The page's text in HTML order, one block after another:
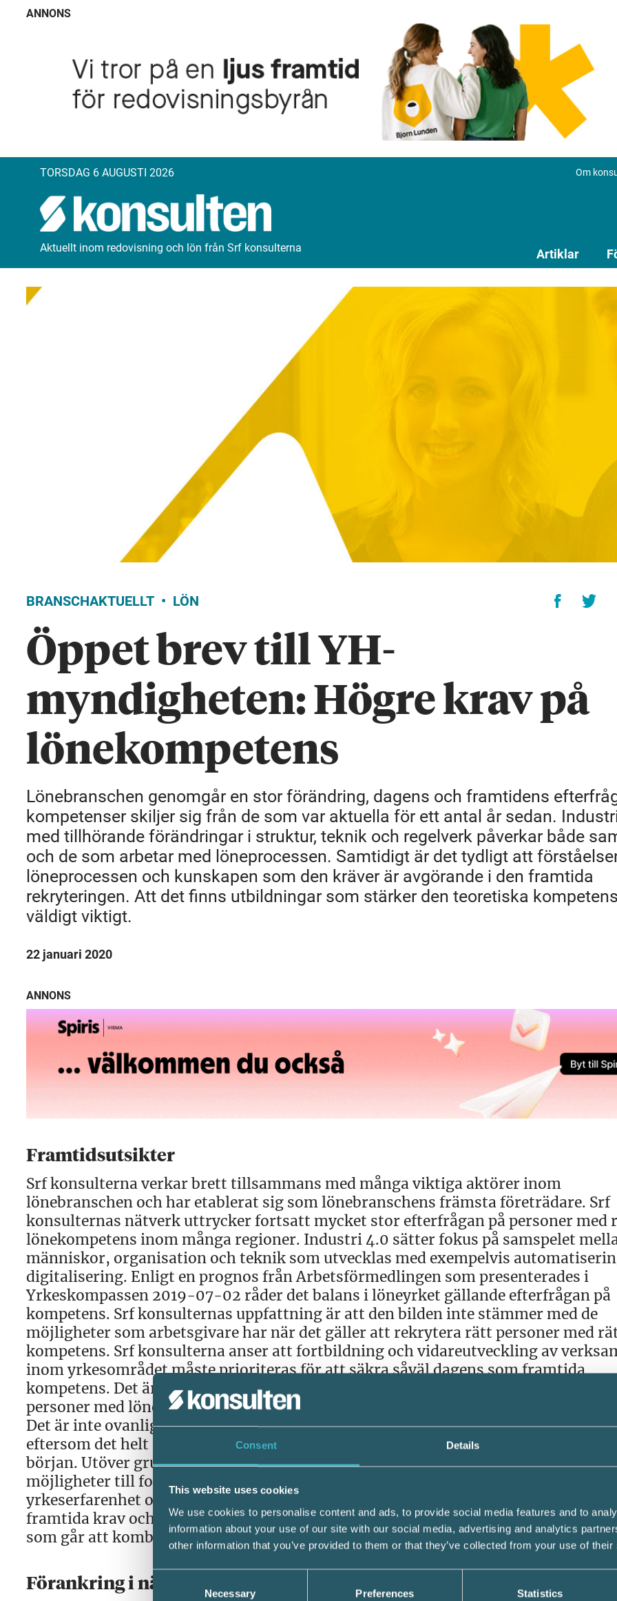
Consent Details
This website uses cookies
We use cookies to personalise content and ads, to provide social media features and to
information about your use of our site with our social media, advertising and analytics
other information that you’ve provided to them or that they’ve collected from your use of
Consent
Necessary Preferences Statistics
ANNONS
TORSDAG 6 AUGUSTI 2026 Om
Aktuellt inom redovisning och lön från Srf konsulterna Artiklar
BRANSCHAKTUELLT LÖN
Öppet brev till YH-
myndigheten: Högre krav på
lönekompetens
Lönebranschen genomgår en stor förändring, dagens och framtidens
kompetenser skiljer sig från de som var aktuella för ett antal år sedan.
med tillhörande förändringar i struktur, teknik och regelverk påverkar både
och de som arbetar med löneprocessen. Samtidigt är det tydligt att
löneprocessen och kunskapen som den kräver är avgörande i den framtida
rekryteringen. Att det finns utbildningar som stärker den teoretiska
väldigt viktigt.
22 januari 2020
ANNONS
Framtidsutsikter
Srf konsulterna verkar brett tillsammans med många viktiga aktörer inom
lönebranschen och har etablerat sig som lönebranschens främsta företrädare. Srf
konsulternas nätverk uttrycker fortsatt mycket stor efterfrågan på personer med
lönekompetens inom många regioner. Industri 4.0 sätter fokus på samspelet
människor, organisation och teknik som utvecklas med exempelvis
digitalisering. Enligt en prognos från Arbetsförmedlingen som presenterades i
Yrkeskompassen 2019-07-02 råder det balans i löneyrket gällande efterfrågan på
kompetens. Srf konsulternas uppfattning är att den bilden inte stämmer med de
möjligheter som arbetsgivare har när det gäller att rekrytera rätt personer med
kompetens. Srf konsulterna anser att fortbildning och vidareutveckling av
inom yrkesområdet måste prioriteras för att säkra såväl dagens som framtida
kompetens. Det är en utmaning att rekrytera i lönebranschen. Det finns stort
personer med lönekompetens och YH-utbildningarna är väldigt viktiga för
Det är inte ovanligt att företag anställer personer som har potential att lära sig
eftersom det helt enkelt är för svårt att få tag på personer som har rätt
början. Utöver grundutbildning inom lön anser Srf konsulterna att det krävs
möjligheter till fortbildning och livslångt lärande. Även personer med lång
yrkeserfarenhet och utbildning som idag har arbete i lönebranschen behöver möta
framtida krav och behov. Detta genom korta yrkesinriktade kvalificerade
som går att kombinera med ett pågående yrkesutövande.
Förankring i näringslivet